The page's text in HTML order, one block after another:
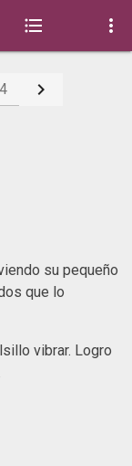
 
4 
su pequeño
que lo
vibrar. Logro